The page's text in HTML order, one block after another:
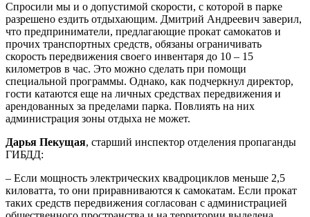
Спросили мы и о допустимой скорости, с которой в парке
разрешено ездить отдыхающим. Дмитрий Андреевич заверил,
что предприниматели, предлагающие прокат самокатов и
прочих транспортных средств, обязаны ограничивать
скорость передвижения своего инвентаря до 10 – 15
километров в час. Это можно сделать при помощи
специальной программы. Однако, как подчеркнул директор,
гости катаются еще на личных средствах передвижения и
арендованных за пределами парка. Повлиять на них
администрация зоны отдыха не может.
Дарья Пекущая, старший инспектор отделения пропаганды
ГИБДД:
– Если мощность электрических квадроциклов меньше 2,5
киловатта, то они приравниваются к самокатам. Если прокат
таких средств передвижения согласован с администрацией